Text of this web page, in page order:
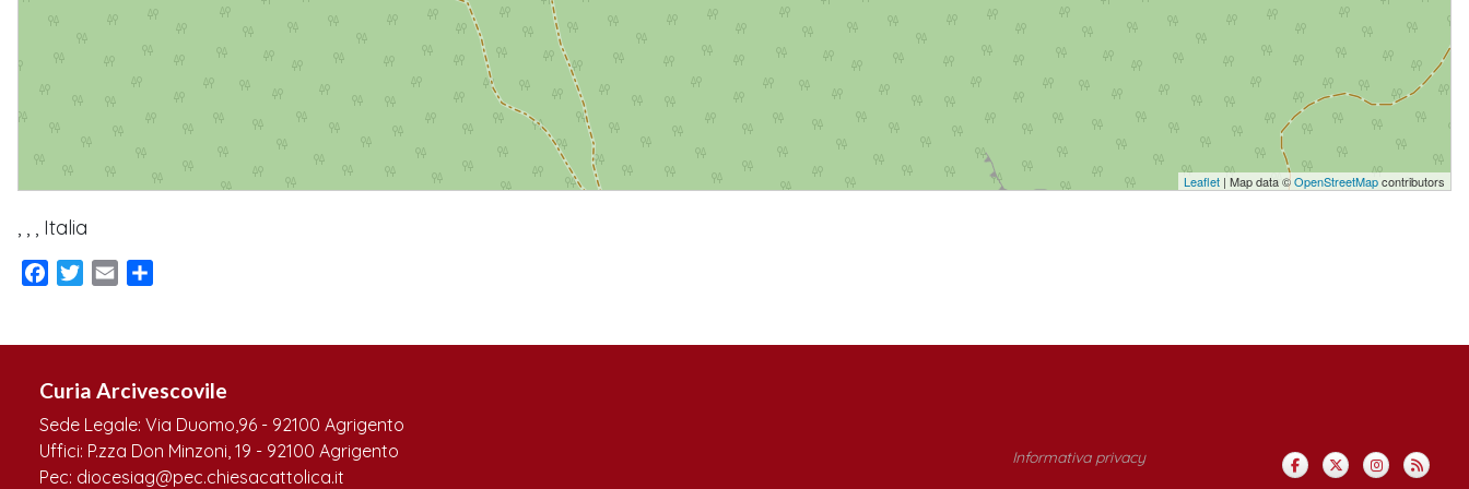
Leaflet | Map data ©OpenStreetMapcontributors
, , , Italia
Facebook
TwitterEmail
Curia Arcivescovile
Sede Legale: Via Duomo,96 - 92100 Agrigento
Uffici: P.zza Don Minzoni, 19 - 92100 Agrigento
Pec: diocesiag@pec.chiesacattolica.it
Informativa privacy